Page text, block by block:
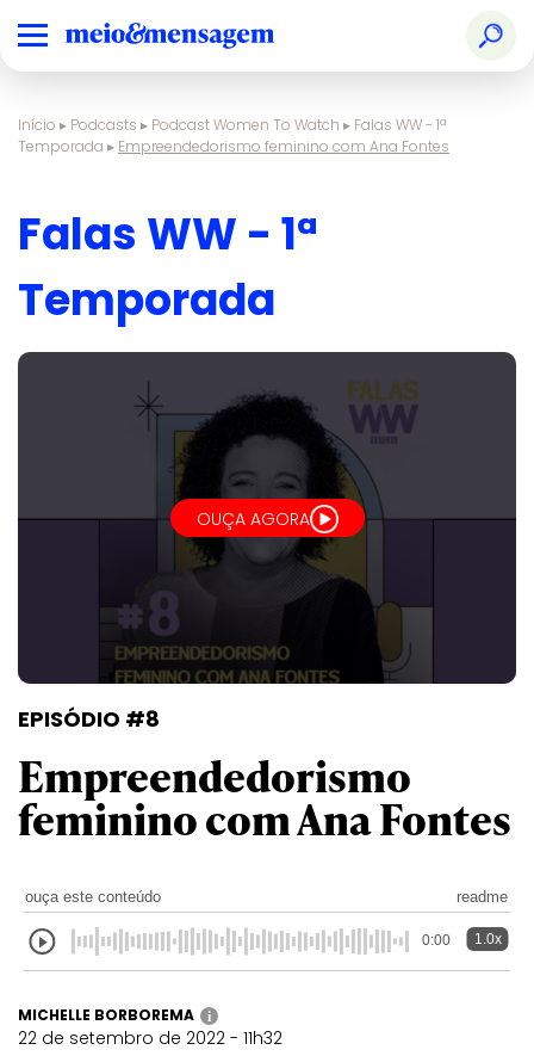
Início ▸ Podcasts ▸ Podcast Women To Watch ▸ Falas WW - 1ª
Temporada ▸ Empreendedorismo feminino com Ana Fontes
Falas WW - 1ª
Temporada
OUÇA AGORA
EPISÓDIO #8
Empreendedorismo
feminino com Ana Fontes
ouça este conteúdo readme
0:00 1.0x
MICHELLE BORBOREMA i
22 de setembro de 2022 - 11h32